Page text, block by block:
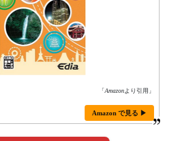
「Amazonより引用」
Amazon で見る ▶